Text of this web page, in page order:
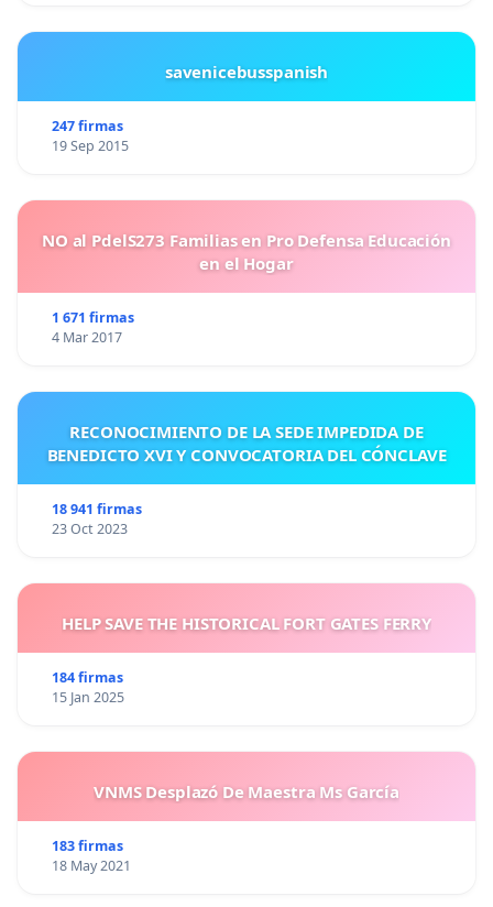
savenicebusspanish
247 firmas
19 Sep 2015
NO al PdelS273 Familias en Pro Defensa Educación
en el Hogar
1 671 firmas
4 Mar 2017
RECONOCIMIENTO DE LA SEDE IMPEDIDA DE
BENEDICTO XVI Y CONVOCATORIA DEL CÓNCLAVE
18 941 firmas
23 Oct 2023
HELP SAVE THE HISTORICAL FORT GATES FERRY
184 firmas
15 Jan 2025
VNMS Desplazó De Maestra Ms García
183 firmas
18 May 2021